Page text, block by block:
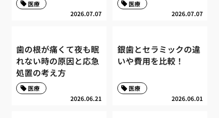
2026.07.07
医療
2026.07.07
医療
歯の根が痛くて夜も眠
れない時の原因と応急
処置の考え方
2026.06.21
医療
銀歯とセラミックの違
いや費用を比較！
2026.06.01
医療